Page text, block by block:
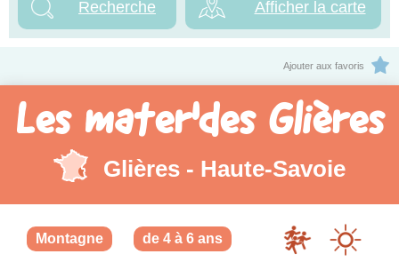
Afficher la carte
Ajouter aux favoris
Les mater'des Glières
Glières - Haute-Savoie
Montagne de 4 à 6 ans